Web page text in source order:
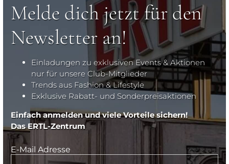
Melde dich jetzt für den
Newsletter an!
Einladungen zu exklusiven Events & Aktionen
nur für unsere Club-Mitglieder
Trends aus Fashion & Lifestyle
Exklusive Rabatt- und Sonderpreisaktionen
Einfach anmelden und viele Vorteile sichern!
Das ERTL-Zentrum
E-Mail Adresse